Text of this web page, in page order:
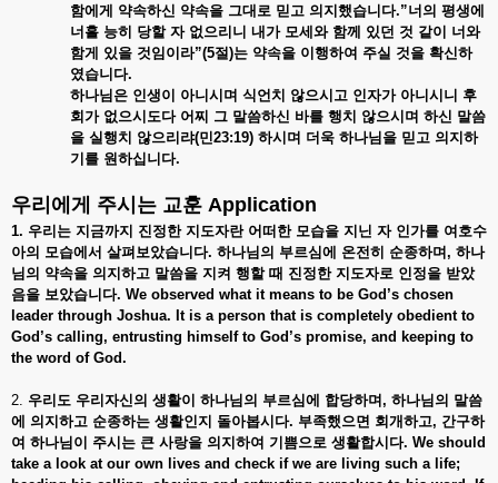
함에게 약속하신 약속을 그대로 믿고 의지했습니다.”너의 평생에
너흘 능히 당할 자 없으리니 내가 모세와 함께 있던 것 같이 너와
함게 있을 것임이라”(5절)는 약속을 이행하여 주실 것을 확신하
였습니다.
하나님은 인생이 아니시며 식언치 않으시고 인자가 아니시니 후
회가 없으시도다 어찌 그 말씀하신 바를 행치 않으시며 하신 말씀
을 실행치 않으리랴(민23:19) 하시며 더욱 하나님을 믿고 의지하
기를 원하십니다.
우리에게 주시는 교훈 Application
1. 우리는 지금까지 진정한 지도자란 어떠한 모습을 지닌 자 인가를 여호수
아의 모습에서 살펴보았습니다. 하나님의 부르심에 온전히 순종하며, 하나
님의 약속을 의지하고 말씀을 지켜 행할 때 진정한 지도자로 인정을 받았
음을 보았습니다. We observed what it means to be God’s chosen
leader through Joshua. It is a person that is completely obedient to
God’s calling, entrusting himself to God’s promise, and keeping to
the word of God.
2. 우리도 우리자신의 생활이 하나님의 부르심에 합당하며 , 하나님의 말씀
에 의지하고 순종하는 생활인지 돌아봅시다. 부족했으면 회개하고, 간구하
여 하나님이 주시는 큰 사랑을 의지하여 기쁨으로 생활합시다. We should
take a look at our own lives and check if we are living such a life;